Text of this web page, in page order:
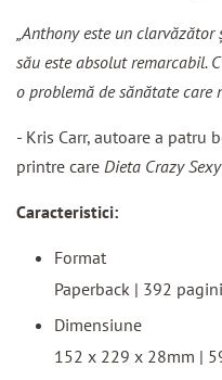
„Anthony este un
său este absolut remarcabil.
o problemă de sănătate care
- Kris Carr, autoare a patru
printre care Dieta Crazy Sexy
Caracteristici:
Format
Paperback | 392 pagini
Dimensiune
152 x 229 x 28mm |